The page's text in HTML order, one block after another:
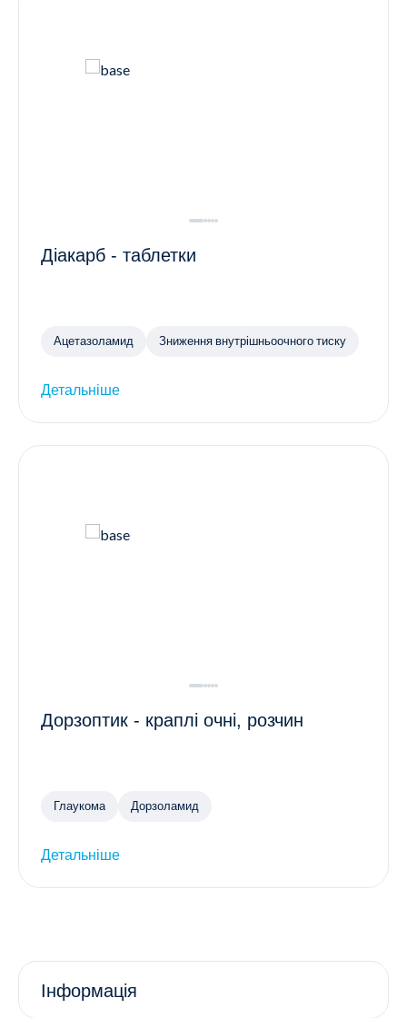
Діакарб - таблетки
Ацетазоламид Зниження внутрішньоочного тиску
Детальніше
Дорзоптик - краплі очні, розчин
Глаукома Дорзоламид
Детальніше
Інформація